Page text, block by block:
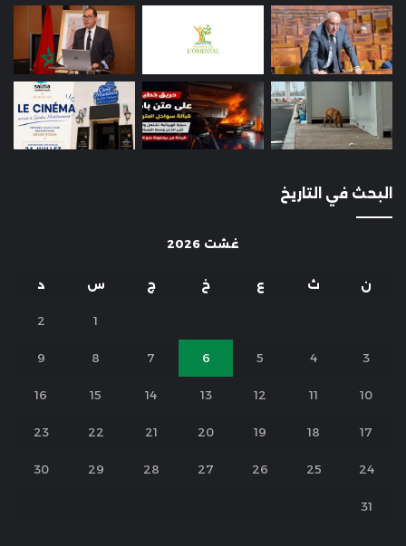
البحث في التاريخ
غشت 2026
ن ث ع خ ج س د
1
2
3
4
5
6
7
8
9
10
11
12
13
14
15
16
17
18
19
20
21
22
23
24
25
26
27
28
29
30
31